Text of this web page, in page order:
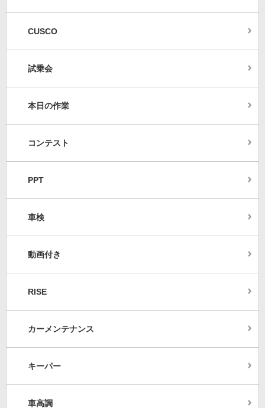
CUSCO
試乗会
本日の作業
コンテスト
PPT
車検
動画付き
RISE
カーメンテナンス
キーパー
車高調